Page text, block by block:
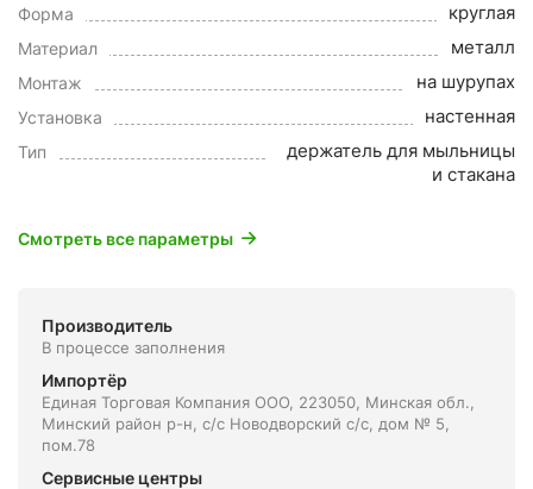
Форма круглая
Материал металл
Монтаж на шурупах
Установка настенная
Тип
держатель для мыльницы
и стакана
Смотреть все параметры
Производитель
В процессе заполнения
Импортёр
Единая Торговая Компания ООО, 223050, Минская обл.,
Минский район р-н, с/с Новодворский с/с, дом № 5,
пом.78
Сервисные центры